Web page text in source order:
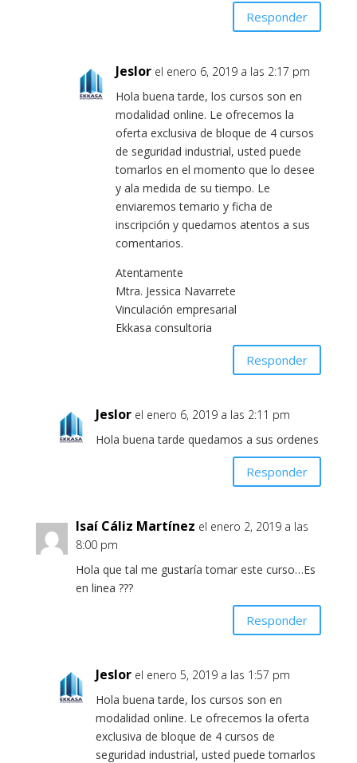
Responder
Jeslor el enero 6, 2019 a las 2:17 pm
Hola buena tarde, los cursos son en
modalidad online. Le ofrecemos la
oferta exclusiva de bloque de 4 cursos
de seguridad industrial, usted puede
tomarlos en el momento que lo desee
y ala medida de su tiempo. Le
enviaremos temario y ficha de
inscripción y quedamos atentos a sus
comentarios.
Atentamente
Mtra. Jessica Navarrete
Vinculación empresarial
Ekkasa consultoria
Responder
Jeslor el enero 6, 2019 a las 2:11 pm
Hola buena tarde quedamos a sus ordenes
Responder
Isaí Cáliz Martínez el enero 2, 2019 a las
8:00 pm
Hola que tal me gustaría tomar este curso…Es
en linea ???
Responder
Jeslor el enero 5, 2019 a las 1:57 pm
Hola buena tarde, los cursos son en
modalidad online. Le ofrecemos la oferta
exclusiva de bloque de 4 cursos de
seguridad industrial, usted puede tomarlos